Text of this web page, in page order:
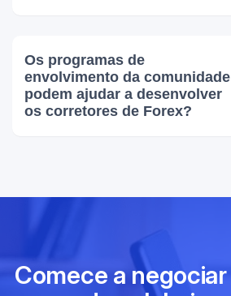
Os programas de
envolvimento da comunidade
podem ajudar a desenvolver
os corretores de Forex?